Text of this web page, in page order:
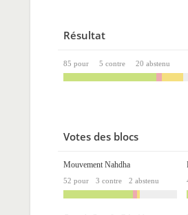
Résultat
85 pour 5 contre 20 abstenu
Votes des blocs
Mouvement Nahdha
52 pour 3 contre 2 abstenu